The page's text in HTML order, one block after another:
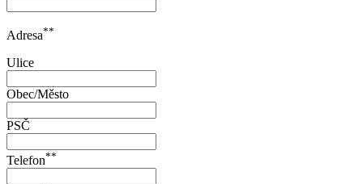
Adresa**
Ulice
Obec/Město
PSČ
Telefon**